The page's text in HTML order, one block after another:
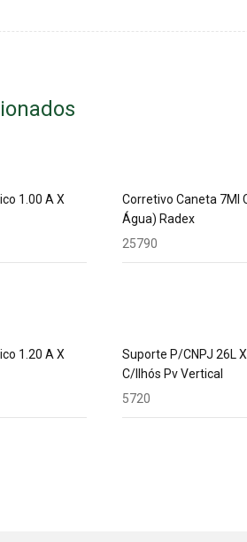
1.00 A X
Corretivo Caneta 7Ml
Água) Radex
25790
1.20 A X
Suporte P/CNPJ 26L
C/Ilhós Pv Vertical
5720